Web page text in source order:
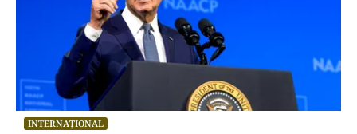
INTERNAȚIONAL